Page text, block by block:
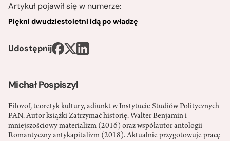
Michał Pospiszyl
Filozof, teoretyk kultury, adiunkt w Instytucie Studiów Politycznych
PAN. Autor książki Zatrzymać historię. Walter Benjamin i
mniejszościowy materializm (2016) oraz współautor antologii
Romantyczny antykapitalizm (2018). Aktualnie przygotowuje pracę
Artykuł pojawił się w numerze:
Piękni dwudziestoletni idą po władzę
Udostępnij